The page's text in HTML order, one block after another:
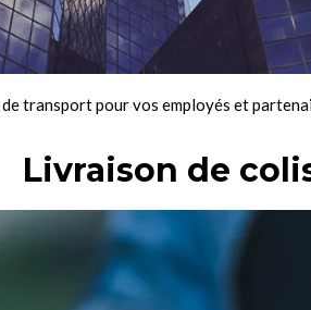
transport pour vos employés et
Livraison de